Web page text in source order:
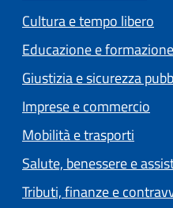
Cultura e tempo libero
Educazione e formazione
Giustizia e sicurezza
Imprese e commercio
Mobilità e trasporti
Salute, benessere e
Tributi, finanze e